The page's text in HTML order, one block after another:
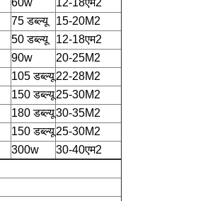
60w
12-18एम2
75 डब्ल्यू
15-20M2
50 डब्ल्यू
12-18एम2
90w
20-25M2
105 डब्ल्यू22-28M2
150 डब्ल्यू25-30M2
180 डब्ल्यू30-35M2
150 डब्ल्यू25-30M2
300w
30-40एम2